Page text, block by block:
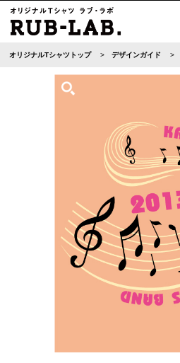
オリジナルTシャツトップ デザインガイド